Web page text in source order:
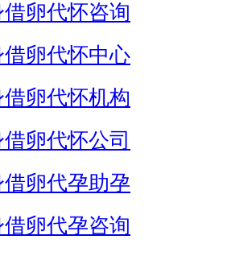
卵代怀咨询
借卵代怀中心
卵代怀机构
卵代怀公司
卵代孕助孕
卵代孕咨询